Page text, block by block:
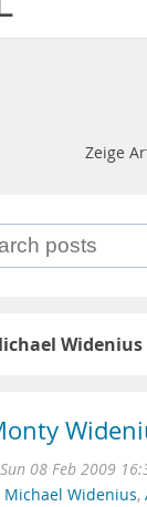
Zeige
Widenius
Sun 08 Feb 2009
Michael Widenius,